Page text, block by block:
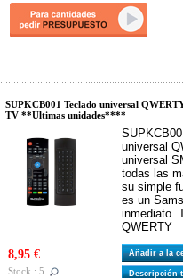
SUPKCB001 Teclado universal
TV **Ultimas unidades****
universal
universal
todas las
su simple
es un
inmediato.
QWERTY
8,95 €
Stock : 5
Añadir a la
Descripción